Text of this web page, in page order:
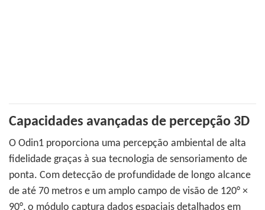
Capacidades avançadas de percepção 3D
O Odin1 proporciona uma percepção ambiental de alta
fidelidade graças à sua tecnologia de sensoriamento de
ponta. Com detecção de profundidade de longo alcance
de até 70 metros e um amplo campo de visão de 120° ×
90°, o módulo captura dados espaciais detalhados em